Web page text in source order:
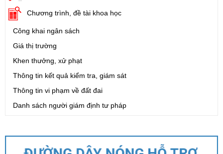
Chương trình, đề tài khoa học
Công khai ngân sách
Giá thị trường
Khen thưởng, xử phạt
Thông tin kết quả kiểm tra, giám sát
Thông tin vi phạm về đất đai
Danh sách người giám định tư pháp